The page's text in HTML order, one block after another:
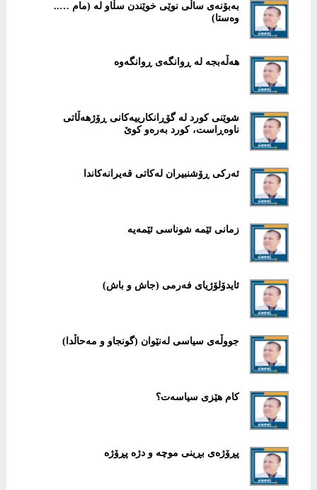
بەبۆنەی ساڵی نوێی خوێندن سڵاو لە (مام …..
وەستا)
هەڵەبجە لە ڕوانگەی ڕوانگەوە
شوێنی کورد لە گۆڕانکارییەکانی ڕۆژهەڵاتی
ناوەڕاست، کورد بەرەو کوێ
ئەرکی ڕۆشنبیران لەکاتی قەیرانەکاندا
زمانی ئێمە شوناسی ئێمەیە
ئایدۆلۆژیای فەرمی (جاش و باش)
جووڵەی سیاسی لەنێوان (گونجاو و مەحاڵدا)
کام هێزی سیاسەت؟
پڕۆژەی بڕینی موچە و دژە پڕۆژە